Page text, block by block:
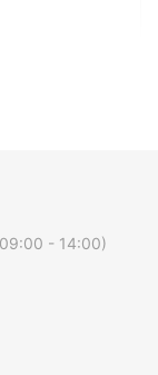
- 14:00)